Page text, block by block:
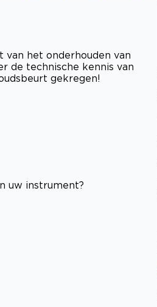
van het onderhouden van
de technische kennis van
gekregen!
uw instrument?